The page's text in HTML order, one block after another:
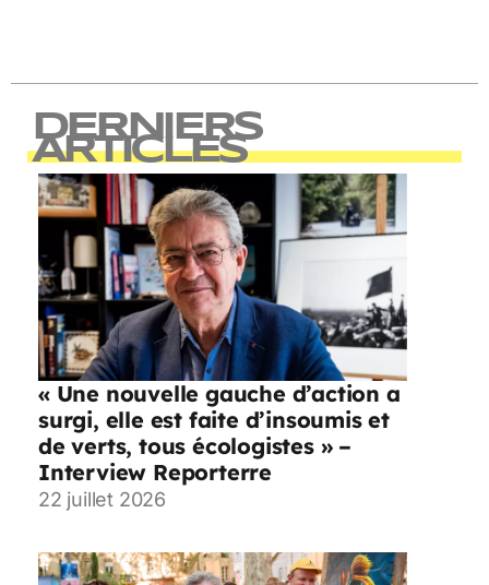
DERNIERS
ARTICLES
« Une nouvelle gauche d’action a
surgi, elle est faite d’insoumis et
de verts, tous écologistes » –
Interview Reporterre
22 juillet 2026